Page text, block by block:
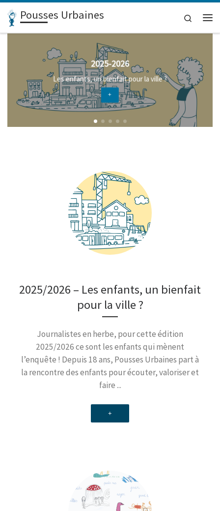
Skip to content
Pousses Urbaines
Search
2025-2026
Les enfants, un bienfait pour la ville ?
+
2025/2026 – Les enfants, un bienfait
pour la ville ?
Journalistes en herbe, pour cette édition
2025/2026 ce sont les enfants qui mènent
l’enquête ! Depuis 18 ans, Pousses Urbaines part à
la rencontre des enfants pour écouter, valoriser et
faire ...
+